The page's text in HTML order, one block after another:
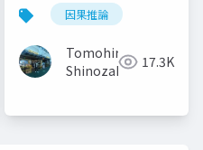
因果推論
Tomohiro
Shinozaki
17.3K